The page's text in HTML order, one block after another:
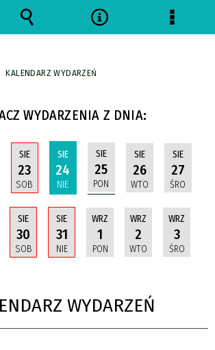
KALENDARZ WYDARZEŃ
WYDARZENIA Z DNIA:
SIE
23
SOB
SIE
24
NIE
SIE
25
PON
SIE
26
WTO
SIE
27
ŚRO
SIE
30
SOB
SIE
31
NIE
WRZ
1
PON
WRZ
2
WTO
WRZ
3
ŚRO
WYDARZEŃ
WyszukiwarkaNarzędzia Menu